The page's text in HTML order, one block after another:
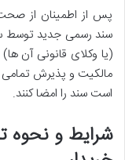
پس از اطمینان از
سند رسمی جدید توسط
(یا وکلای قانونی آن
مالکیت و پذیرش
است سند را امضا کنند.
شرایط و نحوه